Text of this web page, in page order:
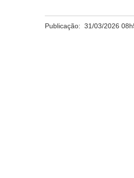
Publicação: 31/03/2026